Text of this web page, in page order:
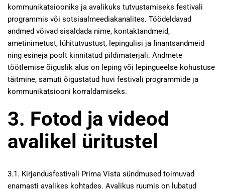
kommunikatsiooniks ja avalikuks tutvustamiseks festivali
programmis või sotsiaalmeediakanalites. Töödeldavad
andmed võivad sisaldada nime, kontaktandmeid,
ametinimetust, lühitutvustust, lepingulisi ja finantsandmeid
ning esineja poolt kinnitatud pildimaterjali. Andmete
töötlemise õiguslik alus on leping või lepingueelse kohustuse
täitmine, samuti õigustatud huvi festivali programmide ja
kommunikatsiooni korraldamiseks.
3. Fotod ja videod
avalikel üritustel
3.1. Kirjandusfestivali Prima Vista sündmused toimuvad
enamasti avalikes kohtades. Avalikus ruumis on lubatud